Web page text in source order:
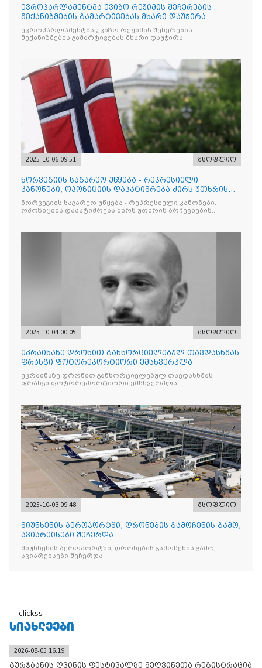
ევროპარლამენტმა უვიზო რეჟიმის შეჩერების
მექანიზმების გამარტივებას მხარი დაუჭირა
ევროპარლამენტმა უვიზო რეჟიმის შეჩერების
მექანიზმების გამარტივებას მხარი დაუჭირა
2025-10-06 09:51 მსოფლიო
ნორვეგიის საგარეო უწყება - რეპრესიული
კანონები, ოპოზიციის დაპატიმრება ძირს უთხრის
არჩევნების ნდობას
ნორვეგიის საგარეო უწყება - რეპრესიული კანონები,
ოპოზიციის დაპატიმრება ძირს უთხრის არჩევნების
2025-10-04 00:05 მსოფლიო
უკრაინაზე დრონით განხორციელებულ თავდასხმას
ფრანგი ფოტორეპორტიორი ემსხვერპლა
უკრაინაზე დრონით განხორციელებულ თავდასხმას
ფრანგი ფოტორეპორტიორი ემსხვერპლა
2025-10-03 09:48 მსოფლიო
მიუნხენის აეროპორტში, დრონების გამოჩენის გამო,
ავიარეისები შეჩერდა
მიუნხენის აეროპორტში, დრონების გამოჩენის გამო,
ავიარეისები შეჩერდა
clickss
ᲡᲘᲐᲮᲚᲔᲔᲑᲘ
2026-08-05 16:19
გურჯაანის ღვინის ფესტივალზე მეღვინეთა რეგისტრაცია